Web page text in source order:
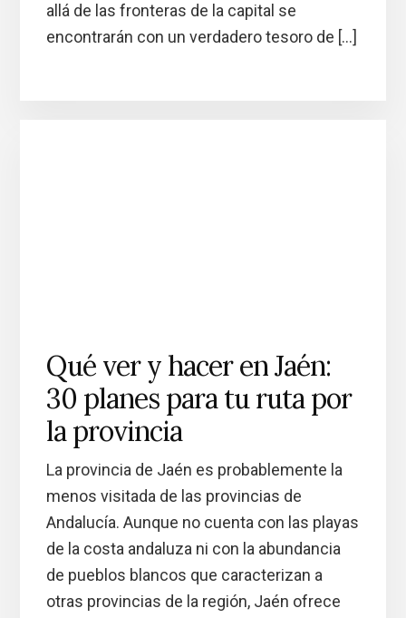
allá de las fronteras de la capital se
encontrarán con un verdadero tesoro de […]
Qué ver y hacer en Jaén:
30 planes para tu ruta por
la provincia
La provincia de Jaén es probablemente la
menos visitada de las provincias de
Andalucía. Aunque no cuenta con las playas
de la costa andaluza ni con la abundancia
de pueblos blancos que caracterizan a
otras provincias de la región, Jaén ofrece